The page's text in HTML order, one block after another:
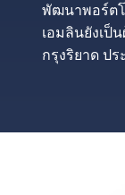
พัฒนาพอร์ตโ
เอมลินยังเป็
กรุงริยาด ปร